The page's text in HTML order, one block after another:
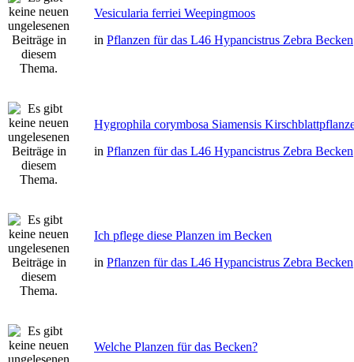
Vesicularia ferriei Weepingmoos
in Pflanzen für das L46 Hypancistrus Zebra Becken
Hygrophila corymbosa Siamensis
in Pflanzen für das L46 Hypancistrus Zebra Becken
Ich pflege diese Planzen im Becken
in Pflanzen für das L46 Hypancistrus Zebra Becken
Welche Planzen für das Becken?